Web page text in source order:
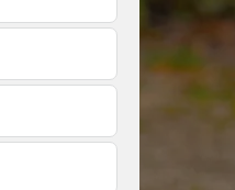
Tonte et réfection de
pelouse 56